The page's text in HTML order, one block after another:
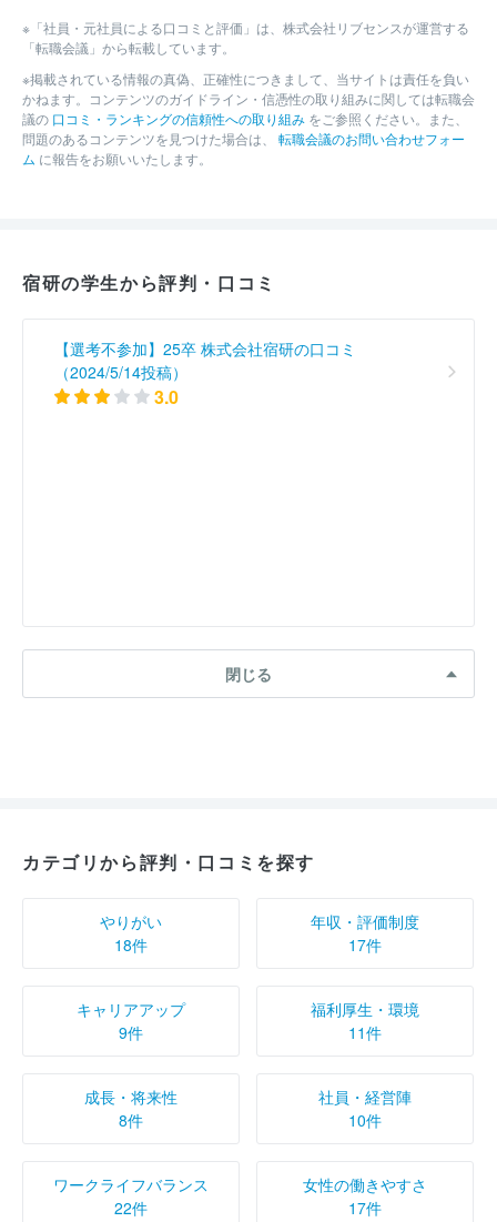
※「社員・元社員による口コミと評価」は、株式会社リブセンスが運営する
「転職会議」から転載しています。
※掲載されている情報の真偽、正確性につきまして、当サイトは責任を負い
かねます。コンテンツのガイドライン・信憑性の取り組みに関しては転職会
議の 口コミ・ランキングの信頼性への取り組み をご参照ください。また、
問題のあるコンテンツを見つけた場合は、 転職会議のお問い合わせフォー
ム に報告をお願いいたします。
宿研の学生から評判・口コミ
【選考不参加】25卒 株式会社宿研の口コミ
（2024/5/14投稿）
3.0
閉じる
カテゴリから評判・口コミを探す
やりがい
18件
年収・評価制度
17件
キャリアアップ
9件
福利厚生・環境
11件
成長・将来性
8件
社員・経営陣
10件
ワークライフバランス
22件
女性の働きやすさ
17件